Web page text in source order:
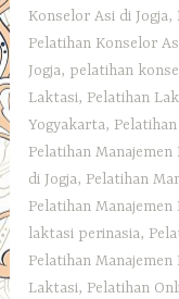
Konselor Asi di Jogja,
Pelatihan Konselor
Jogja, pelatihan
Laktasi, Pelatihan
Yogyakarta,
Pelatihan Manajemen
di Jogja, Pelatihan
Pelatihan
laktasi perinasia,
Pelatihan
Laktasi, Pelatihan